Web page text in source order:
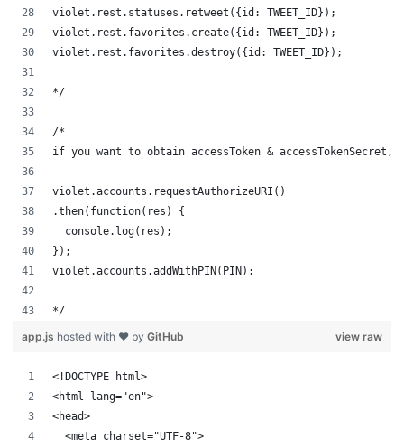
violet.rest.statuses.retweet({id: TWEET_ID});
violet.rest.favorites.create({id: TWEET_ID});
violet.rest.favorites.destroy({id: TWEET_ID});
*/
/*
if you want to obtain accessToken & accessTokenSecret,
violet.accounts.requestAuthorizeURI()
.then(function(res) {
  console.log(res);
});
violet.accounts.addWithPIN(PIN);
*/
view raw
app.js hosted with ❤ by GitHub
<!DOCTYPE html>
<html lang="en">
<head>
  <meta charset="UTF-8">